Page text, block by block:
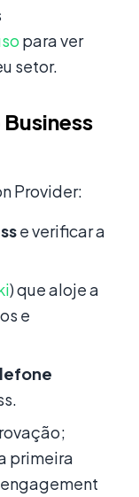
para ver
setor.
Provider:
e verificar a
) que aloje a
e
primeira